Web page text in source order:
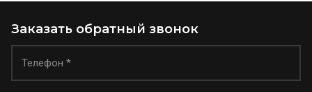
Заказать обратный звонок